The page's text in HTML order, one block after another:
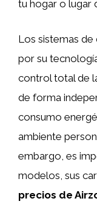
tu hogar o lugar
Los sistemas
por su
control total de
de forma
consumo
ambiente
embargo, es
modelos, sus
precios de